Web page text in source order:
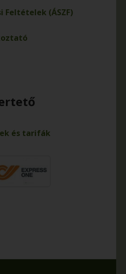
Feltételek (ÁSZF)
és tarifák